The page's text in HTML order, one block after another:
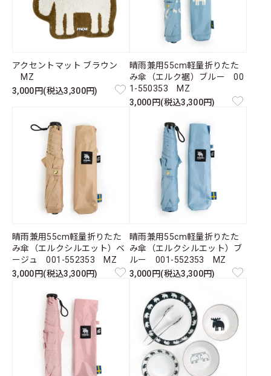
アクセントマット ブラウン
MZ
3,000円(税込3,300円)
晴雨兼用55cm軽量折りたた
み傘（エルク裾）ブルー 00
1-550353 MZ
3,000円(税込3,300円)
晴雨兼用55cm軽量折りたた
み傘（エルクシルエット）ベ
ージュ 001-552353 MZ
3,000円(税込3,300円)
晴雨兼用55cm軽量折りたた
み傘（エルクシルエット）ブ
ルー 001-552353 MZ
3,000円(税込3,300円)